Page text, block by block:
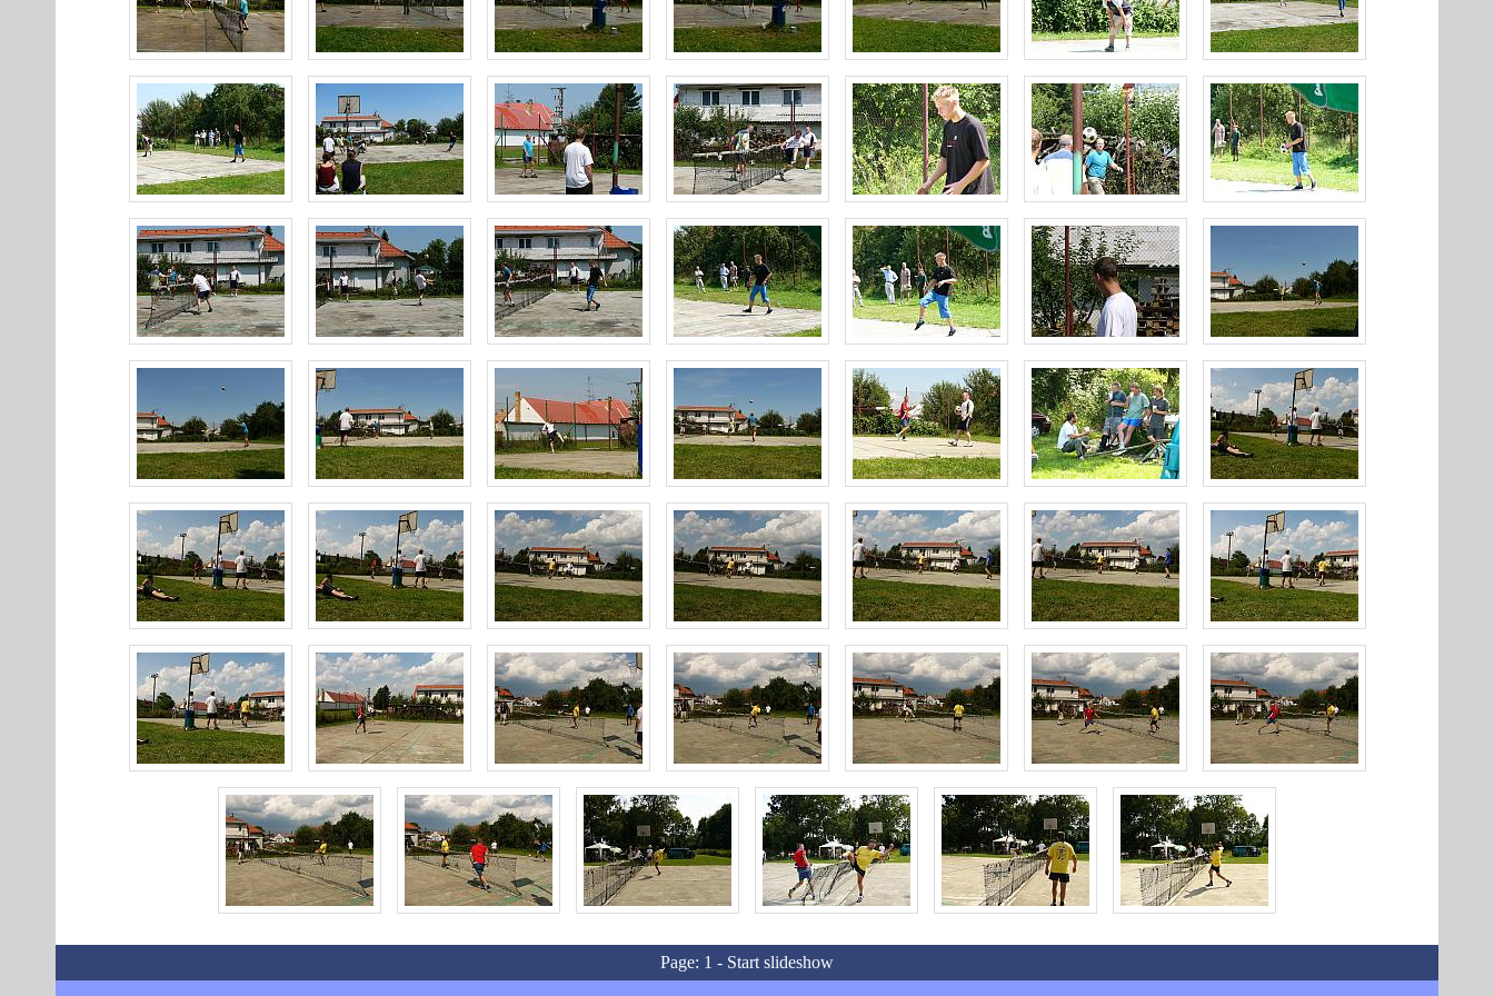
Page: 1 - Start slideshow